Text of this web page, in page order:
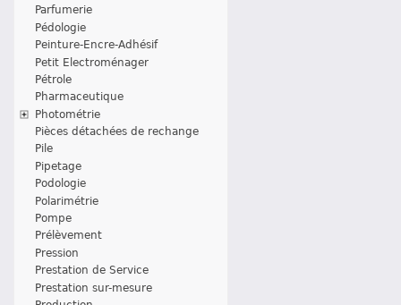
Parfumerie
Pédologie
Peinture-Encre-Adhésif
Petit Electroménager
Pétrole
Pharmaceutique
Photométrie
Pièces détachées de rechange
Pile
Pipetage
Podologie
Polarimétrie
Pompe
Prélèvement
Pression
Prestation de Service
Prestation sur-mesure